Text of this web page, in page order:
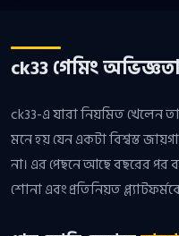
ck33 গেমিং
ck33-এ যারা নিয়মিত খেলেন
মনে হয় যেন একটা বিশ্বস্ত
না। এর পেছনে আছে বছরের পর
শোনা এবং প্রতিনিয়ত